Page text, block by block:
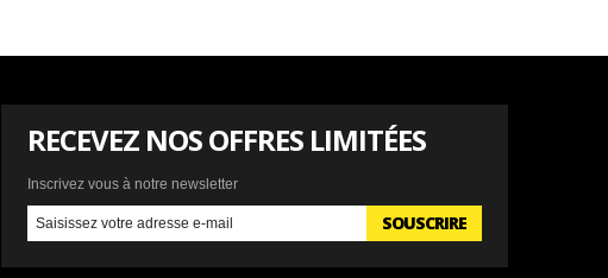
RECEVEZ NOS OFFRES LIMITÉES
Inscrivez vous à notre newsletter
SOUSCRIRE